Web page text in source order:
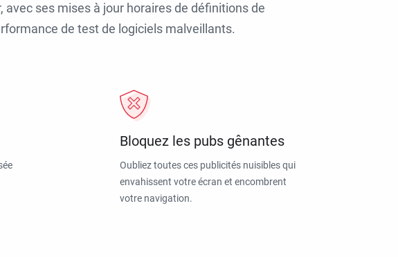
ses mises à jour horaires de définitions de
de test de logiciels malveillants.
Bloquez les pubs gênantes
Oubliez toutes ces publicités nuisibles qui
envahissent votre écran et encombrent
votre navigation.